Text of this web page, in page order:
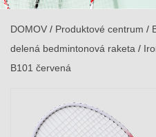
DOMOV / Produktové centrum /
delená bedmintonová raketa /
B101 červená